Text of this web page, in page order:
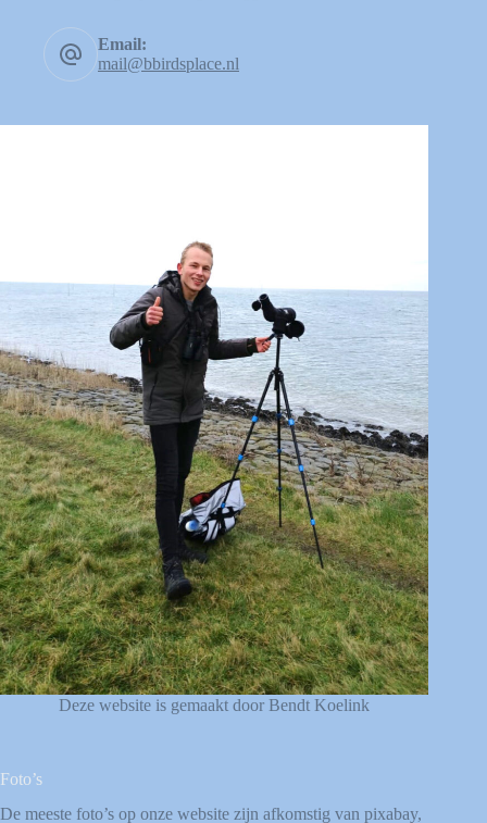
Email:
mail@bbirdsplace.nl
Deze website is gemaakt door Bendt Koelink
Foto’s
De meeste foto’s op onze website zijn afkomstig van pixabay,